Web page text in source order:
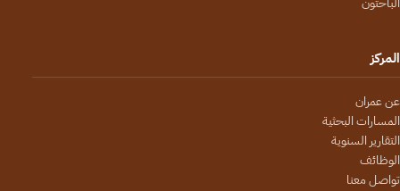
المركز
عن عمران
المسارات البحثية
التقارير السنوية
الوظائف
تواصل معنا